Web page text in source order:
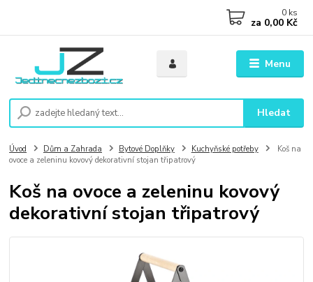
Menu
Hledat
0 ks
za 0,00 Kč
Úvod Dům a Zahrada Bytové Doplňky Kuchyňské potřeby
Koš na
ovoce a zeleninu kovový dekorativní stojan třipatrový
Koš na ovoce a zeleninu kovový
dekorativní stojan třipatrový